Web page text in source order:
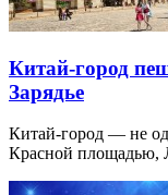
Китай-город
Зарядье
Китай-город — не
Красной площадью,